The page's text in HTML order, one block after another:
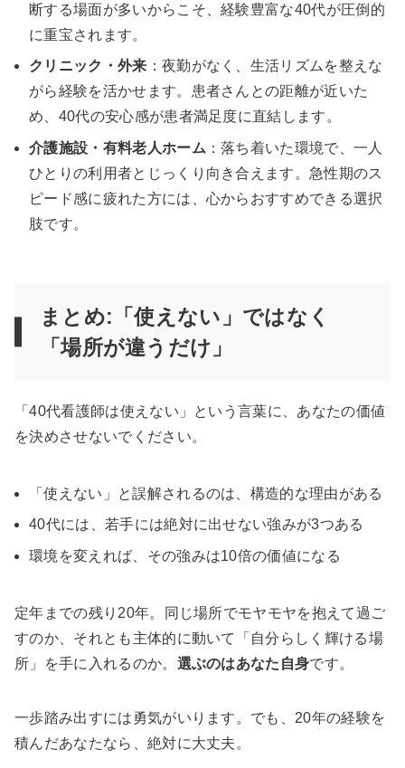
断する場面が多いからこそ、経験豊富な40代が圧倒的
に重宝されます。
クリニック・外来 ：夜勤がなく、生活リズムを整えな
がら経験を活かせます。患者さんとの距離が近いた
め、40代の安心感が患者満足度に直結します。
介護施設・有料老人ホーム ：落ち着いた環境で、一人
ひとりの利用者とじっくり向き合えます。急性期のス
ピード感に疲れた方には、心からおすすめできる選択
肢です。
まとめ:「使えない」ではなく
「場所が違うだけ」
「40代看護師は使えない」という言葉に、あなたの価値
を決めさせないでください。
「使えない」と誤解されるのは、構造的な理由がある
40代には、若手には絶対に出せない強みが3つある
環境を変えれば、その強みは10倍の価値になる
定年までの残り20年。同じ場所でモヤモヤを抱えて過ご
すのか、それとも主体的に動いて「自分らしく輝ける場
所」を手に入れるのか。 選ぶのはあなた自身です。
一歩踏み出すには勇気がいります。でも、20年の経験を
積んだあなたなら、絶対に大丈夫。